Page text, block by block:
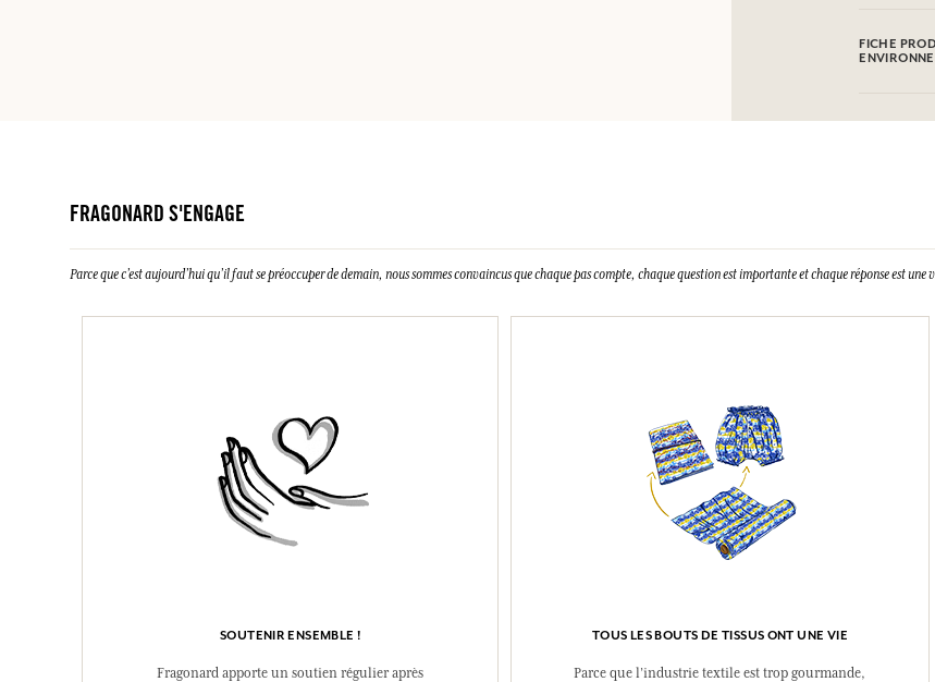
FICHE
FRAGONARD S'ENGAGE
Parce que c’est aujourd’hui qu’il faut se préoccuper de demain, nous sommes convaincus que chaque pas compte, chaque question est importante et chaque réponse est
SOUTENIR ENSEMBLE !
Fragonard apporte un soutien régulier après
TOUS LES BOUTS DE TISSUS ONT UNE VIE
Parce que l’industrie textile est trop gourmande,